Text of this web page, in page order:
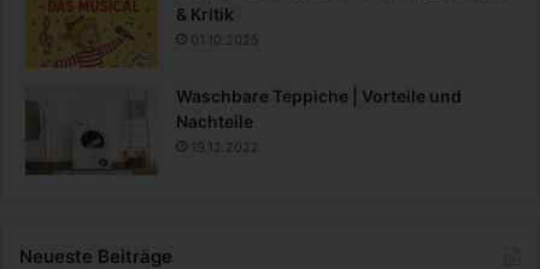
& Kritik
01.10.2025
Waschbare Teppiche | Vorteile und
Nachteile
19.12.2022
Neueste Beiträge